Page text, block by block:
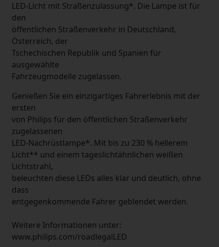
LED-Licht mit Straßenzulassung*. Die Lampe ist für
den
öffentlichen Straßenverkehr in Deutschland,
Österreich, der
Tschechischen Republik und Spanien für
ausgewählte
Fahrzeugmodelle zugelassen.
Genießen Sie ein einzigartiges Fahrerlebnis mit der
ersten
von Philips für den öffentlichen Straßenverkehr
zugelassenen
LED-Nachrüstlampe*. Mit bis zu 230 % hellerem
Licht** und einem tageslichtähnlichen weißen
Lichtstrahl,
beleuchten diese LEDs alles klar und deutlich, ohne
dass
entgegenkommende Fahrer geblendet werden.
Weitere Informationen unter:
www.philips.com/roadlegalLED